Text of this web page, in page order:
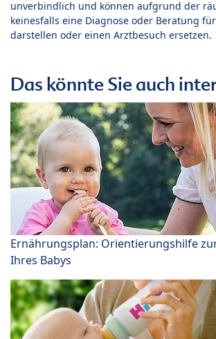
unverbindlich und können aufgrund der
keinesfalls eine Diagnose oder Beratung
darstellen oder einen Arztbesuch ersetzen.
Das könnte Sie auch
Ernährungsplan: Orientierungshilfe
Ihres Babys